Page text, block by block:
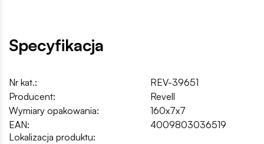
Specyfikacja
Nr kat.:
REV-39651
Producent:
Revell
Wymiary opakowania:
160x7x7
EAN:
4009803036519
Lokalizacja produktu: